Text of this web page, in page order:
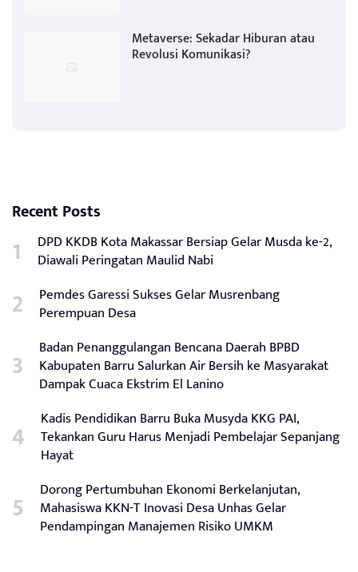
Metaverse: Sekadar Hiburan atau
Revolusi Komunikasi?
Recent Posts
DPD KKDB Kota Makassar Bersiap Gelar Musda ke-2,
Diawali Peringatan Maulid Nabi
Pemdes Garessi Sukses Gelar Musrenbang
Perempuan Desa
Badan Penanggulangan Bencana Daerah BPBD
Kabupaten Barru Salurkan Air Bersih ke Masyarakat
Dampak Cuaca Ekstrim El Lanino
Kadis Pendidikan Barru Buka Musyda KKG PAI,
Tekankan Guru Harus Menjadi Pembelajar Sepanjang
Hayat
Dorong Pertumbuhan Ekonomi Berkelanjutan,
Mahasiswa KKN-T Inovasi Desa Unhas Gelar
Pendampingan Manajemen Risiko UMKM